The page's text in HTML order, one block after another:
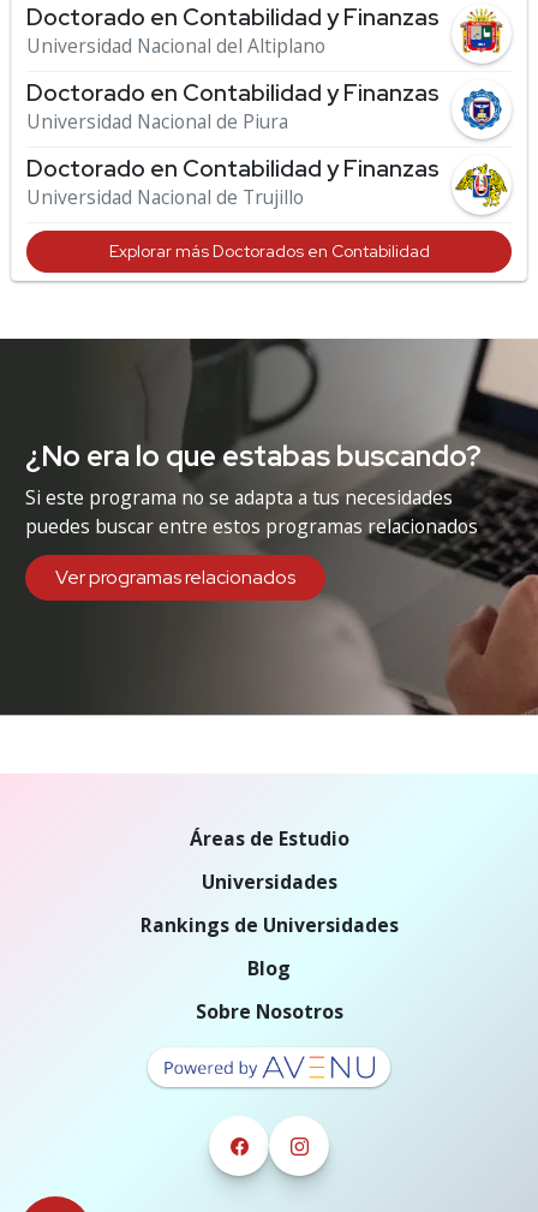
Doctorado en Contabilidad y Finanzas
Universidad Nacional del Altiplano
Doctorado en Contabilidad y Finanzas
Universidad Nacional de Piura
Doctorado en Contabilidad y Finanzas
Universidad Nacional de Trujillo
Explorar más Doctorados en Contabilidad
¿No era lo que estabas buscando?
Si este programa no se adapta a tus necesidades
puedes buscar entre estos programas relacionados
Ver programas relacionados
Áreas de Estudio
Universidades
Rankings de Universidades
Blog
Sobre Nosotros